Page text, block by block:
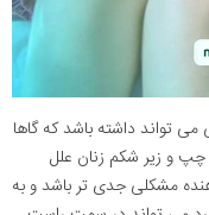
تواند داشته باشد که گاها
و زیر شکم زنان علل
مشکلی جدی تر باشد و به